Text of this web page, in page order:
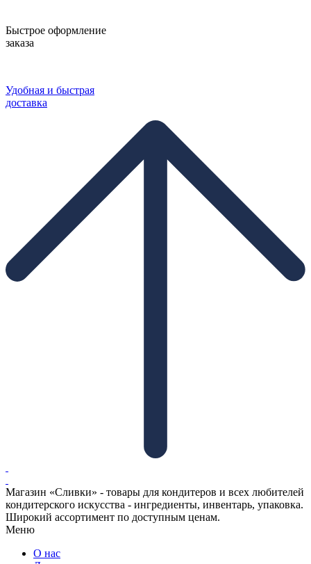
Быстрое оформление
заказа
Удобная и быстрая
доставка
Магазин «Сливки» - товары для кондитеров и всех любителей
кондитерского искусства - ингредиенты, инвентарь, упаковка.
Широкий ассортимент по доступным ценам.
Меню
О нас